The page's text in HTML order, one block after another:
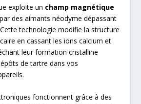
exploite un champ magnétique
des aimants néodyme dépassant
technologie modifie la structure
en cassant les ions calcium et
leur formation cristalline
de tartre dans vos
fonctionnent grâce à des